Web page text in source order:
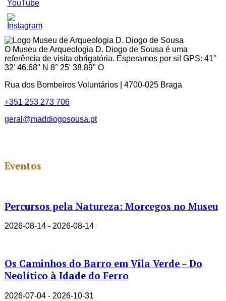
Set
Youtube
Channel
ID
O Museu de Arqueologia D. Diogo de Sousa é uma
referência de visita obrigatória. Esperamos por si! GPS: 41°
32' 46.68" N 8° 25' 38.89" O
Rua dos Bombeiros Voluntários | 4700-025 Braga
+351 253 273 706
geral@maddiogosousa.pt
Eventos
Percursos pela Natureza: Morcegos no Museu
2026-08-14 - 2026-08-14
Os Caminhos do Barro em Vila Verde – Do
Neolítico à Idade do Ferro
2026-07-04 - 2026-10-31